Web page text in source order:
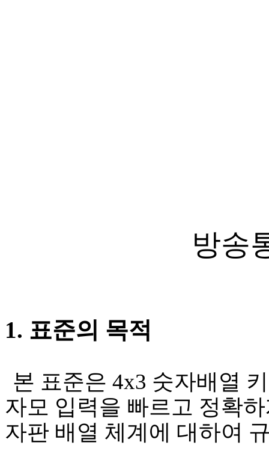
방송
1. 표준의 목적
본 표준은 4x3 숫자배열
자모 입력을 빠르고 정확
자판 배열 체계에 대하여